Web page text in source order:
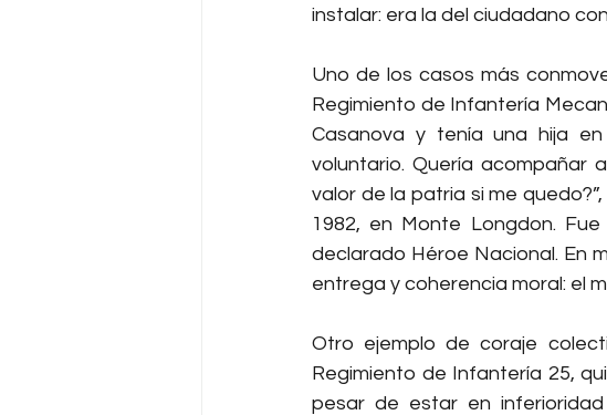
instalar: era la del ciudadano
Uno de los casos más
Regimiento de Infantería
Casanova y tenía una hija
voluntario. Quería acompañar
valor de la patria si me
1982, en Monte Longdon.
declarado Héroe Nacional. En
entrega y coherencia moral: el
Otro ejemplo de coraje
Regimiento de Infantería 25,
pesar de estar en